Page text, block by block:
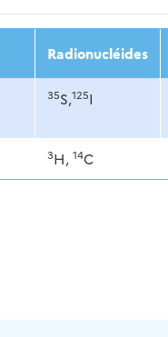
2021
Radionucléides
35S,125I
3H, 14C